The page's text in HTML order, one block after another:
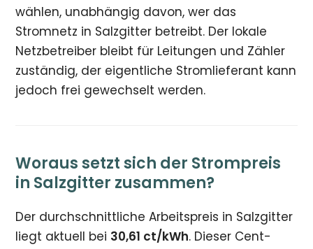
wählen, unabhängig davon, wer das
Stromnetz in Salzgitter betreibt. Der lokale
Netzbetreiber bleibt für Leitungen und Zähler
zuständig, der eigentliche Stromlieferant kann
jedoch frei gewechselt werden.
Woraus setzt sich der Strompreis
in Salzgitter zusammen?
Der durchschnittliche Arbeitspreis in Salzgitter
liegt aktuell bei 30,61 ct/kWh. Dieser Cent-